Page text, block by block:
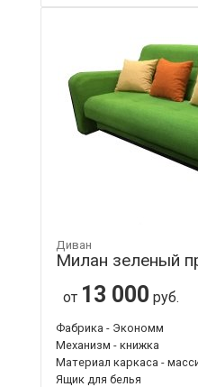
Диван
Милан зеленый
от 13 000 руб.
Фабрика - Экономм
Механизм - книжка
Материал каркаса -
Ящик для белья